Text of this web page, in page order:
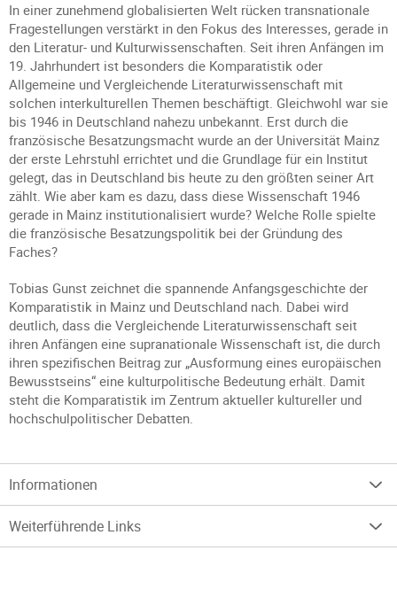
In einer zunehmend globalisierten Welt rücken transnationale
Fragestellungen verstärkt in den Fokus des Interesses, gerade in
den Literatur- und Kulturwissenschaften. Seit ihren Anfängen im
19. Jahrhundert ist besonders die Komparatistik oder
Allgemeine und Vergleichende Literaturwissenschaft mit
solchen interkulturellen Themen beschäftigt. Gleichwohl war sie
bis 1946 in Deutschland nahezu unbekannt. Erst durch die
französische Besatzungsmacht wurde an der Universität Mainz
der erste Lehrstuhl errichtet und die Grundlage für ein Institut
gelegt, das in Deutschland bis heute zu den größten seiner Art
zählt. Wie aber kam es dazu, dass diese Wissenschaft 1946
gerade in Mainz institutionalisiert wurde? Welche Rolle spielte
die französische Besatzungspolitik bei der Gründung des
Faches?
Tobias Gunst zeichnet die spannende Anfangsgeschichte der
Komparatistik in Mainz und Deutschland nach. Dabei wird
deutlich, dass die Vergleichende Literaturwissenschaft seit
ihren Anfängen eine supranationale Wissenschaft ist, die durch
ihren spezifischen Beitrag zur „Ausformung eines europäischen
Bewusstseins“ eine kulturpolitische Bedeutung erhält. Damit
steht die Komparatistik im Zentrum aktueller kultureller und
hochschulpolitischer Debatten.
Informationen
Weiterführende Links